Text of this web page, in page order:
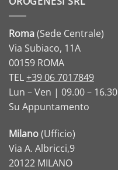
Roma(Sede Centrale)
Via Subiaco, 11A
00159 ROMA
TEL+39 06 7017849
Lun – Ven | 09.00 – 16.30
Su Appuntamento
Milano(Ufficio)
Via A. Albricci,9
20122 MILANO